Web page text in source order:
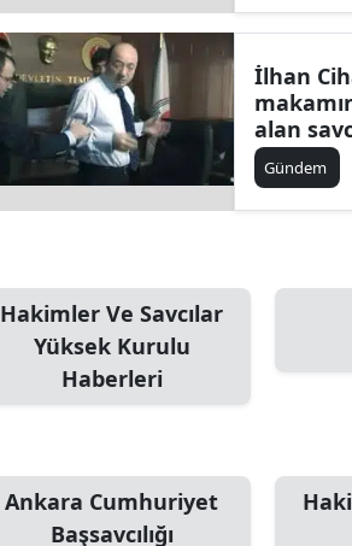
İlhan
alan
Gündem
Hakimler Ve Savcılar
Yüksek Kurulu
Haberleri
Ankara Cumhuriyet
Başsavcılığı